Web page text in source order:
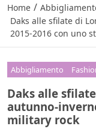
Home /
Daks alle sfilate di
2015-2016 con uno
Abbigliamento
Daks alle
autunno-
military rock